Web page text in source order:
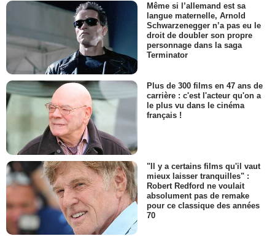
Même si l’allemand est sa
langue maternelle, Arnold
Schwarzenegger n’a pas eu le
droit de doubler son propre
personnage dans la saga
Terminator
Plus de 300 films en 47 ans de
carrière : c'est l'acteur qu'on a
le plus vu dans le cinéma
français !
"Il y a certains films qu'il vaut
mieux laisser tranquilles" :
Robert Redford ne voulait
absolument pas de remake
pour ce classique des années
70